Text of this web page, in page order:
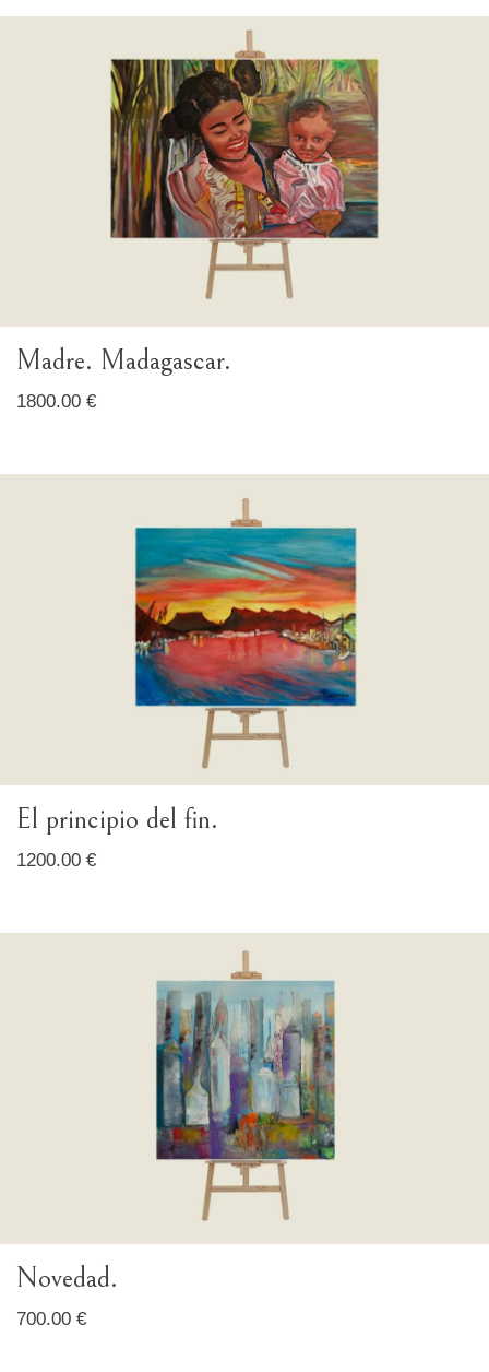
Madre. Madagascar.
1800.00 €
El principio del fin.
1200.00 €
Novedad.
700.00 €